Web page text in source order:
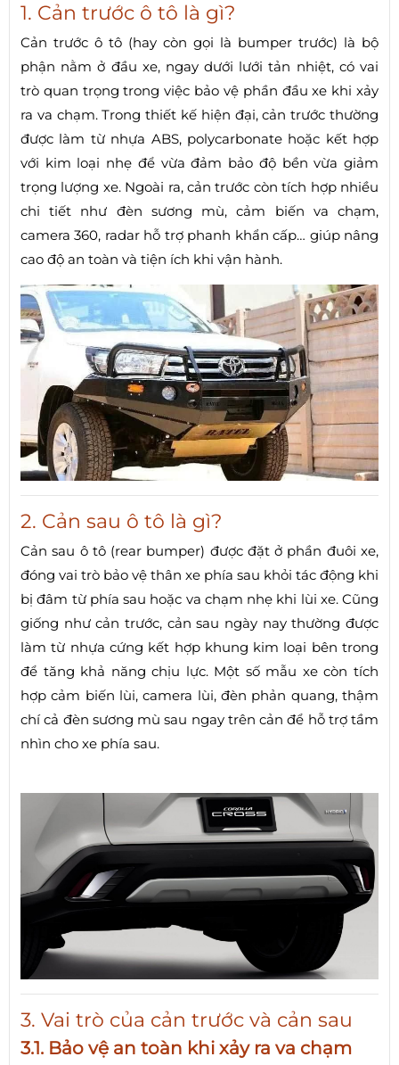
1. Cản trước ô tô là gì?
Cản trước ô tô (hay còn gọi là bumper trước) là bộ
phận nằm ở đầu xe, ngay dưới lưới tản nhiệt, có vai
trò quan trọng trong việc bảo vệ phần đầu xe khi xảy
ra va chạm. Trong thiết kế hiện đại, cản trước thường
được làm từ nhựa ABS, polycarbonate hoặc kết hợp
với kim loại nhẹ để vừa đảm bảo độ bền vừa giảm
trọng lượng xe. Ngoài ra, cản trước còn tích hợp nhiều
chi tiết như đèn sương mù, cảm biến va chạm,
camera 360, radar hỗ trợ phanh khẩn cấp… giúp nâng
cao độ an toàn và tiện ích khi vận hành.
2. Cản sau ô tô là gì?
Cản sau ô tô (rear bumper) được đặt ở phần đuôi xe,
đóng vai trò bảo vệ thân xe phía sau khỏi tác động khi
bị đâm từ phía sau hoặc va chạm nhẹ khi lùi xe. Cũng
giống như cản trước, cản sau ngày nay thường được
làm từ nhựa cứng kết hợp khung kim loại bên trong
để tăng khả năng chịu lực. Một số mẫu xe còn tích
hợp cảm biến lùi, camera lùi, đèn phản quang, thậm
chí cả đèn sương mù sau ngay trên cản để hỗ trợ tầm
nhìn cho xe phía sau.
3. Vai trò của cản trước và cản sau
3.1. Bảo vệ an toàn khi xảy ra va chạm